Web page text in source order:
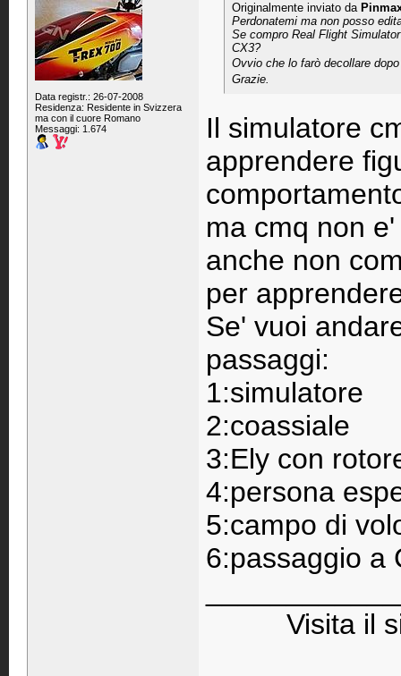
Data registr.: 26-07-2008
Residenza: Residente in Svizzera
ma con il cuore Romano
Messaggi: 1.674
Originalmente inviato da
Perdonatemi ma non posso
Se compro Real Flight
CX3?
Ovvio che lo farò decollare
Grazie.
Il simulatore
apprendere
ma cmq non
anche non
per
Se' vuoi
passaggi:
1:simulatore
2:coassiale
3:Ely con
4:persona
5:campo di
6:passaggio a
Visita il